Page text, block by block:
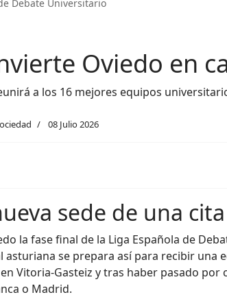
Debate Universitario
Oviedo en
a los 16 mejores equipos
08 Julio 2026
sede de una
la fase final de la Liga Española de
asturiana se prepara así para recibir
Vitoria-Gasteiz y tras haber pasado
o Madrid.